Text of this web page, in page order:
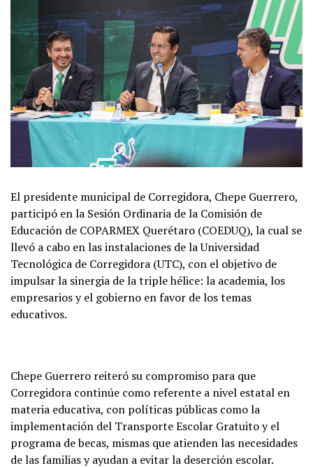
El presidente municipal de Corregidora, Chepe Guerrero,
participó en la Sesión Ordinaria de la Comisión de
Educación de COPARMEX Querétaro (COEDUQ), la cual se
llevó a cabo en las instalaciones de la Universidad
Tecnológica de Corregidora (UTC), con el objetivo de
impulsar la sinergia de la triple hélice: la academia, los
empresarios y el gobierno en favor de los temas
educativos.
Chepe Guerrero reiteró su compromiso para que
Corregidora continúe como referente a nivel estatal en
materia educativa, con políticas públicas como la
implementación del Transporte Escolar Gratuito y el
programa de becas, mismas que atienden las necesidades
de las familias y ayudan a evitar la deserción escolar.